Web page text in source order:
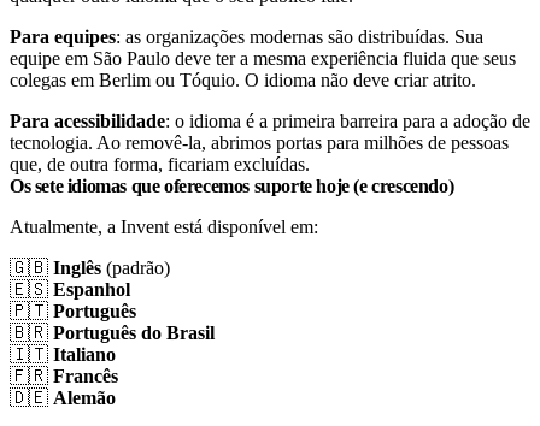
Para equipes: as organizações modernas são distribuídas. Sua
equipe em São Paulo deve ter a mesma experiência fluida que seus
colegas em Berlim ou Tóquio. O idioma não deve criar atrito.
Para acessibilidade: o idioma é a primeira barreira para a adoção de
tecnologia. Ao removê-la, abrimos portas para milhões de pessoas
que, de outra forma, ficariam excluídas.
Os sete idiomas que oferecemos suporte hoje (e crescendo)
Atualmente, a Invent está disponível em:
🇬🇧 Inglês (padrão)
🇪🇸 Espanhol
🇵🇹 Português
🇧🇷 Português do Brasil
🇮🇹 Italiano
🇫🇷 Francês
🇩🇪 Alemão